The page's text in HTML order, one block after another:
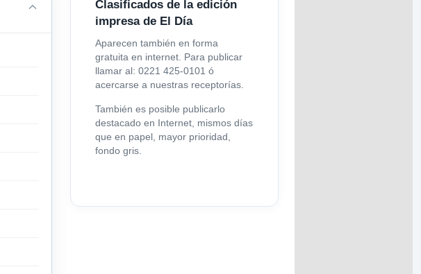
Clasificados de la edición
impresa de El Día
Aparecen también en forma
gratuita en internet. Para publicar
llamar al: 0221 425-0101 ó
acercarse a nuestras receptorías
También es posible publicarlo
destacado en Internet, mismos días
que en papel, mayor prioridad,
fondo gris.